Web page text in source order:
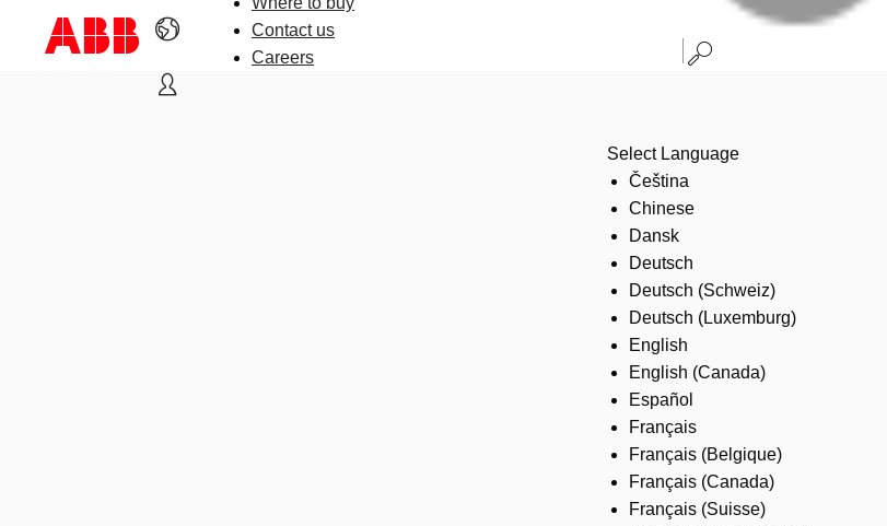
Contact us
Careers
Select Language
Čeština
Chinese
Dansk
Deutsch
Deutsch (Schweiz)
Deutsch (Luxemburg)
English
English (Canada)
Español
Français
Français (Belgique)
Français (Canada)
Français (Suisse)